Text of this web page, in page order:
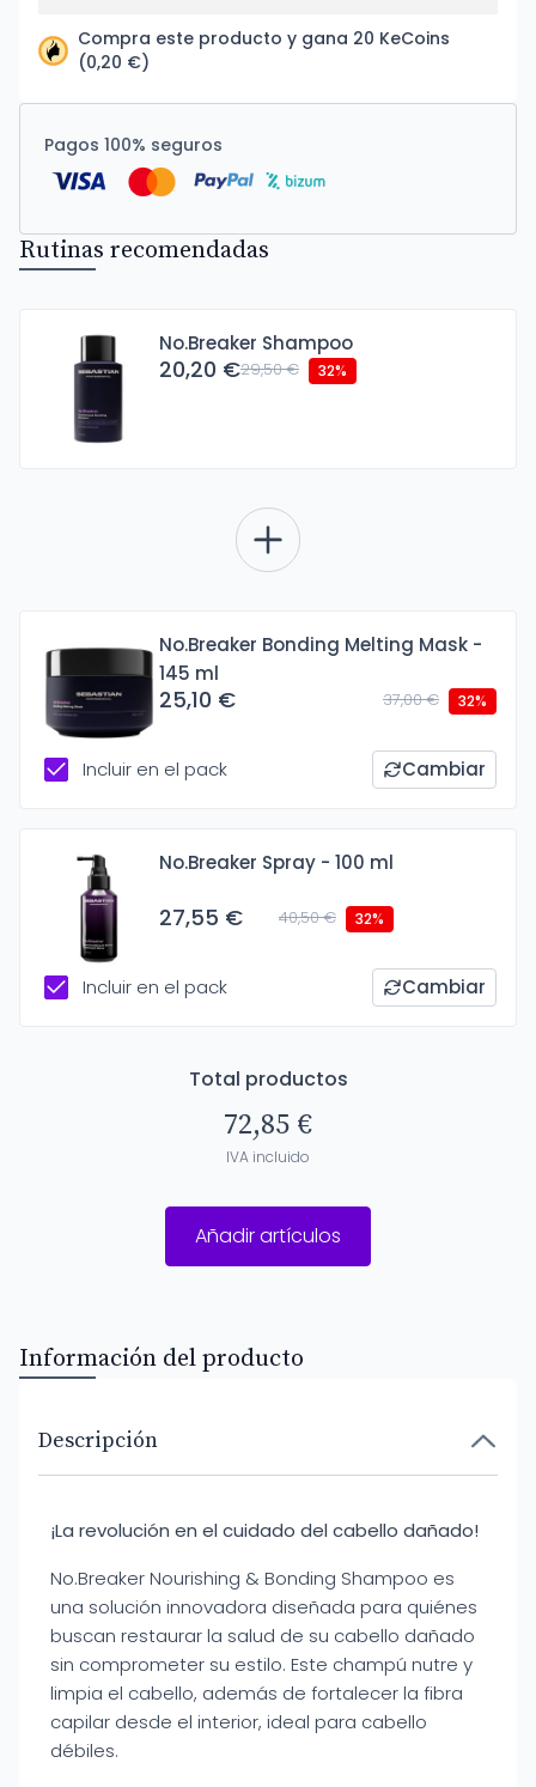
Compra este producto y gana 20 KeCoins
(0,20 €)
Pagos 100% seguros
Rutinas recomendadas
No.Breaker Shampoo
20,20 €29,50 € 32%
No.Breaker Bonding Melting Mask -
145 ml
25,10 € 37,00 € 32%
Incluir en el pack Cambiar
No.Breaker Spray - 100 ml
27,55 € 40,50 € 32%
Incluir en el pack Cambiar
Total productos
72,85 €
IVA incluido
Añadir artículos
Información del producto
Descripción
¡La revolución en el cuidado del cabello dañado!
No.Breaker Nourishing & Bonding Shampoo es
una solución innovadora diseñada para quiénes
buscan restaurar la salud de su cabello dañado
sin comprometer su estilo. Este champú nutre y
limpia el cabello, además de fortalecer la fibra
capilar desde el interior, ideal para cabello
débiles.